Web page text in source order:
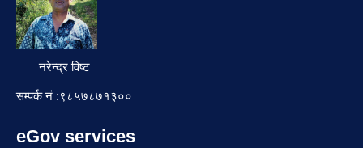
नरेन्द्र विष्ट
सम्पर्क नं :९८५७८७१३००
eGov services